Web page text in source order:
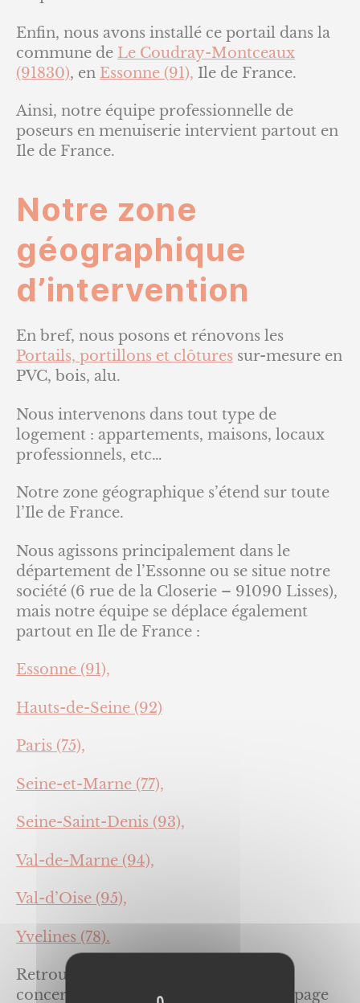
Enfin, nous avons installé ce portail dans la
commune de Le Coudray-Montceaux
(91830), en Essonne (91), Ile de France.
Ainsi, notre équipe professionnelle de
poseurs en menuiserie intervient partout en
Ile de France.
Notre zone
géographique
d’intervention
En bref, nous posons et rénovons les
Portails, portillons et clôtures sur-mesure en
PVC, bois, alu.
Nous intervenons dans tout type de
logement : appartements, maisons, locaux
professionnels, etc…
Notre zone géographique s’étend sur toute
l’Ile de France.
Nous agissons principalement dans le
département de l’Essonne ou se situe notre
société (6 rue de la Closerie – 91090 Lisses),
mais notre équipe se déplace également
partout en Ile de France :
Essonne (91),
Hauts-de-Seine (92)
Paris (75),
Seine-et-Marne (77),
Seine-Saint-Denis (93),
Val-de-Marne (94),
Val-d’Oise (95),
Yvelines (78).
Retrouver toutes les informations
concernant ces menuiseries sur notre page